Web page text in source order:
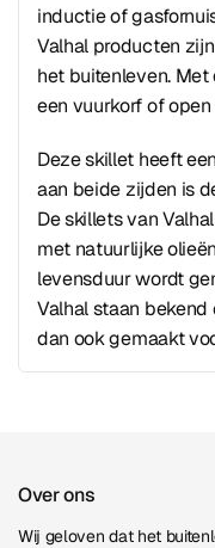
inductie of
Valhal producten
het buitenleven.
een vuurkorf of
Deze skillet heeft
aan beide zijden is
De skillets van
met natuurlijke
levensduur wordt
Valhal staan
dan ook gemaakt
Over ons
Wij geloven dat het